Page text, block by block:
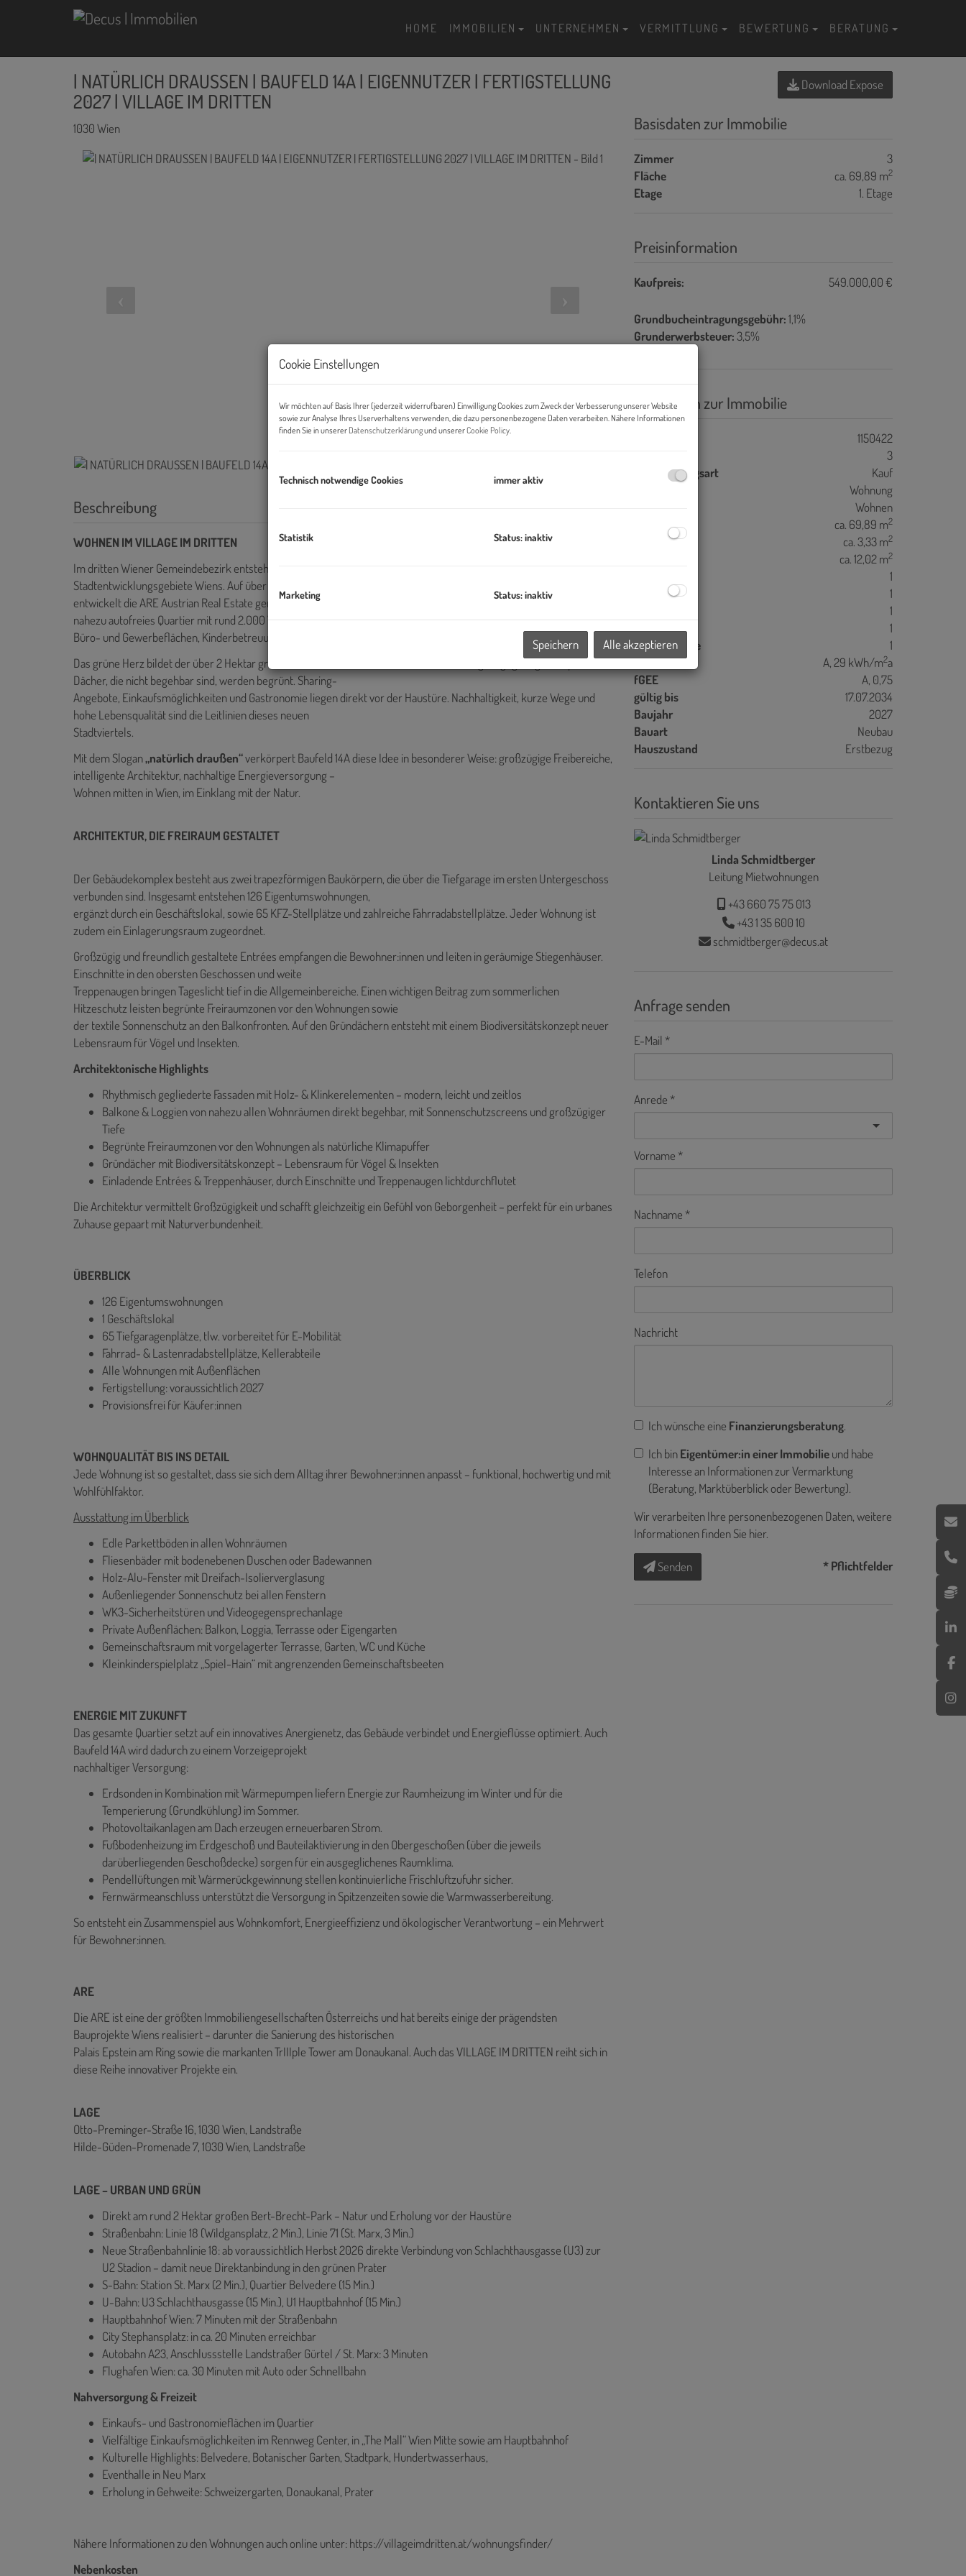
HOME IMMOBILIEN UNTERNEHMEN VERMITTLUNG BEWERTUNG BERATUNG
| NATÜRLICH DRAUSSEN | BAUFELD 14A | EIGENNUTZER | FERTIGSTELLUNG
2027 | VILLAGE IM DRITTEN
1030 Wien
Beschreibung
WOHNEN IM VILLAGE IM DRITTEN
Im dritten Wiener Gemeindebezirk entsteht mit dem VILLAGE IM DRITTEN ein neues Stück Stadt – eines der größten
Stadtentwicklungsgebiete Wiens. Auf über elf Hektar
entwickelt die ARE Austrian Real Estate gemeinsam mit der Stadt Wien und dem wohnfonds_wien ein lebendiges,
nahezu autofreies Quartier mit rund 2.000 Wohnungen,
Büro- und Gewerbeflächen, Kinderbetreuung, Bildungseinrichtungen und Nahversorgung.
Das grüne Herz bildet der über 2 Hektar große Bert-Brecht-Park – eine Oase für Erholung, Begegnung und Spiel. Alle
Dächer, die nicht begehbar sind, werden begrünt. Sharing-
Angebote, Einkaufsmöglichkeiten und Gastronomie liegen direkt vor der Haustüre. Nachhaltigkeit, kurze Wege und
hohe Lebensqualität sind die Leitlinien dieses neuen
Stadtviertels.
Mit dem Slogan„natürlich draußen“verkörpert Baufeld 14A diese Idee in besonderer Weise: großzügige Freibereiche,
intelligente Architektur, nachhaltige Energieversorgung –
Wohnen mitten in Wien, im Einklang mit der Natur.
ARCHITEKTUR, DIE FREIRAUM GESTALTET
Der Gebäudekomplex besteht aus zwei trapezförmigen Baukörpern, die über die Tiefgarage im ersten Untergeschoss
verbunden sind. Insgesamt entstehen 126 Eigentumswohnungen,
ergänzt durch ein Geschäftslokal, sowie 65 KFZ-Stellplätze und zahlreiche Fahrradabstellplätze. Jeder Wohnung ist
zudem ein Einlagerungsraum zugeordnet.
Großzügig und freundlich gestaltete Entrées empfangen die Bewohner:innen und leiten in geräumige Stiegenhäuser.
Einschnitte in den obersten Geschossen und weite
Treppenaugen bringen Tageslicht tief in die Allgemeinbereiche. Einen wichtigen Beitrag zum sommerlichen
Hitzeschutz leisten begrünte Freiraumzonen vor den Wohnungen sowie
der textile Sonnenschutz an den Balkonfronten. Auf den Gründächern entsteht mit einem Biodiversitätskonzept neuer
Lebensraum für Vögel und Insekten.
Architektonische Highlights
Rhythmisch gegliederte Fassaden mit Holz- & Klinkerelementen – modern, leicht und zeitlos
Balkone & Loggien von nahezu allen Wohnräumen direkt begehbar, mit Sonnenschutzscreens und großzügiger
Tiefe
Begrünte Freiraumzonen vor den Wohnungen als natürliche Klimapuffer
Gründächer mit Biodiversitätskonzept – Lebensraum für Vögel & Insekten
Einladende Entrées & Treppenhäuser, durch Einschnitte und Treppenaugen lichtdurchflutet
Die Architektur vermittelt Großzügigkeit und schafft gleichzeitig ein Gefühl von Geborgenheit – perfekt für ein urbanes
Zuhause gepaart mit Naturverbundenheit.
ÜBERBLICK
126 Eigentumswohnungen
1 Geschäftslokal
65 Tiefgaragenplätze, tlw. vorbereitet für E-Mobilität
Fahrrad- & Lastenradabstellplätze, Kellerabteile
Alle Wohnungen mit Außenflächen
Fertigstellung: voraussichtlich 2027
Provisionsfrei für Käufer:innen
WOHNQUALITÄT BIS INS DETAIL
Jede Wohnung ist so gestaltet, dass sie sich dem Alltag ihrer Bewohner:innen anpasst – funktional, hochwertig und mit
Wohlfühlfaktor.
Ausstattung im Überblick
Edle Parkettböden in allen Wohnräumen
Fliesenbäder mit bodenebenen Duschen oder Badewannen
Holz-Alu-Fenster mit Dreifach-Isolierverglasung
Außenliegender Sonnenschutz bei allen Fenstern
WK3-Sicherheitstüren und Videogegensprechanlage
Private Außenflächen: Balkon, Loggia, Terrasse oder Eigengarten
Gemeinschaftsraum mit vorgelagerter Terrasse, Garten, WC und Küche
Kleinkinderspielplatz „Spiel-Hain“ mit angrenzenden Gemeinschaftsbeeten
ENERGIE MIT ZUKUNFT
Das gesamte Quartier setzt auf ein innovatives Anergienetz, das Gebäude verbindet und Energieflüsse optimiert. Auch
Baufeld 14A wird dadurch zu einem Vorzeigeprojekt
nachhaltiger Versorgung:
Erdsonden in Kombination mit Wärmepumpen liefern Energie zur Raumheizung im Winter und für die
Temperierung (Grundkühlung) im Sommer.
Photovoltaikanlagen am Dach erzeugen erneuerbaren Strom.
Fußbodenheizung im Erdgeschoß und Bauteilaktivierung in den Obergeschoßen (über die jeweils
darüberliegenden Geschoßdecke) sorgen für ein ausgeglichenes Raumklima.
Pendellüftungen mit Wärmerückgewinnung stellen kontinuierliche Frischluftzufuhr sicher.
Fernwärmeanschluss unterstützt die Versorgung in Spitzenzeiten sowie die Warmwasserbereitung.
So entsteht ein Zusammenspiel aus Wohnkomfort, Energieeffizienz und ökologischer Verantwortung – ein Mehrwert
für Bewohner:innen.
ARE
Die ARE ist eine der größten Immobiliengesellschaften Österreichs und hat bereits einige der prägendsten
Bauprojekte Wiens realisiert – darunter die Sanierung des historischen
Palais Epstein am Ring sowie die markanten TrIIIple Tower am Donaukanal. Auch das VILLAGE IM DRITTEN reiht sich in
diese Reihe innovativer Projekte ein.
LAGE
Otto-Preminger-Straße 16, 1030 Wien, Landstraße
Hilde-Güden-Promenade 7, 1030 Wien, Landstraße
LAGE – URBAN UND GRÜN
Direkt am rund 2 Hektar großen Bert-Brecht-Park – Natur und Erholung vor der Haustüre
Straßenbahn: Linie 18 (Wildgansplatz, 2 Min.), Linie 71 (St. Marx, 3 Min.)
Neue Straßenbahnlinie 18: ab voraussichtlich Herbst 2026 direkte Verbindung von Schlachthausgasse (U3) zur
U2 Stadion – damit neue Direktanbindung in den grünen Prater
S-Bahn: Station St. Marx (2 Min.), Quartier Belvedere (15 Min.)
U-Bahn: U3 Schlachthausgasse (15 Min.), U1 Hauptbahnhof (15 Min.)
Hauptbahnhof Wien: 7 Minuten mit der Straßenbahn
City Stephansplatz: in ca. 20 Minuten erreichbar
Autobahn A23, Anschlussstelle Landstraßer Gürtel / St. Marx: 3 Minuten
Flughafen Wien: ca. 30 Minuten mit Auto oder Schnellbahn
Nahversorgung & Freizeit
Einkaufs- und Gastronomieflächen im Quartier
Vielfältige Einkaufsmöglichkeiten im Rennweg Center, in „The Mall“ Wien Mitte sowie am Hauptbahnhof
Kulturelle Highlights: Belvedere, Botanischer Garten, Stadtpark, Hundertwasserhaus,
Eventhalle in Neu Marx
Erholung in Gehweite: Schweizergarten, Donaukanal, Prater
Nähere Informationen zu den Wohnungen auch online unter:https://villageimdritten.at/wohnungsfinder/
Nebenkosten
Download Expose
Basisdaten zur Immobilie
Zimmer
3
Fläche
ca. 69,89 m2
Etage 1. Etage
Preisinformation
Kaufpreis: 549.000,00 €
Grundbucheintragungsgebühr:1,1%
Grunderwerbsteuer:3,5%
Basisdaten zur Immobilie
1150422
3
Vermarktungsart
Kauf
Wohnung
Wohnen
Wohnfläche
ca. 69,89 m2
Kellerfläche ca. 3,33 m2
ca. 12,02 m2
1
1
1
Keller
1
Abstellräume
1
HWB
A, 29 kWh/m2a
fGEE
A, 0,75
gültig bis
17.07.2034
Baujahr
2027
Bauart
Neubau
Hauszustand
Erstbezug
Kontaktieren Sie uns
Linda Schmidtberger
Leitung Mietwohnungen
+43 660 75 75 013
+43 1 35 600 10
schmidtberger@decus.at
Anfrage senden
E-Mail
Anrede
Vorname
Nachname
Telefon
Nachricht
Ich wünsche eine Finanzierungsberatung.
Ich binEigentümer:in einer Immobilieund habe
Interesse an Informationen zur Vermarktung
(Beratung, Marktüberblick oder Bewertung).
Wir verarbeiten Ihre personenbezogenen Daten, weitere
Informationen finden Sie hier.
Senden * Pflichtfelder
Cookie Einstellungen
Wir möchten auf Basis Ihrer (jederzeit widerrufbaren) Einwilligung Cookies zum Zweck der Verbesserung unserer Website
sowie zur Analyse Ihres Userverhaltens verwenden, die dazu personenbezogene Daten verarbeiten. Nähere Informationen
finden Sie in unserer Datenschutzerklärungund unsererCookie Policy.
Technisch notwendige Cookies immer aktiv
Statistik Status: inaktiv
Marketing Status: inaktiv
Speichern Alle akzeptieren